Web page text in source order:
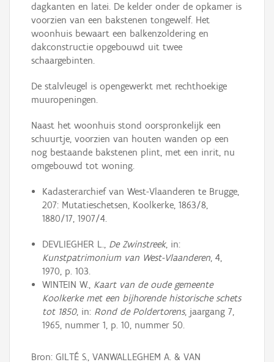
dagkanten en latei. De kelder onder de opkamer is
voorzien van een bakstenen tongewelf. Het
woonhuis bewaart een balkenzoldering en
dakconstructie opgebouwd uit twee
schaargebinten.
De stalvleugel is opengewerkt met rechthoekige
muuropeningen.
Naast het woonhuis stond oorspronkelijk een
schuurtje, voorzien van houten wanden op een
nog bestaande bakstenen plint, met een inrit, nu
omgebouwd tot woning.
Kadasterarchief van West-Vlaanderen te Brugge,
207: Mutatieschetsen, Koolkerke, 1863/8,
1880/17, 1907/4.
DEVLIEGHER L., De Zwinstreek, in:
Kunstpatrimonium van West-Vlaanderen, 4,
1970, p. 103.
WINTEIN W., Kaart van de oude gemeente
Koolkerke met een bijhorende historische schets
tot 1850, in: Rond de Poldertorens, jaargang 7,
1965, nummer 1, p. 10, nummer 50.
Bron: GILTÉ S., VANWALLEGHEM A. & VAN